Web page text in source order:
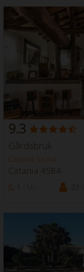
9.3
Gårdsbruk
Catania Sicilia
Catania 4584